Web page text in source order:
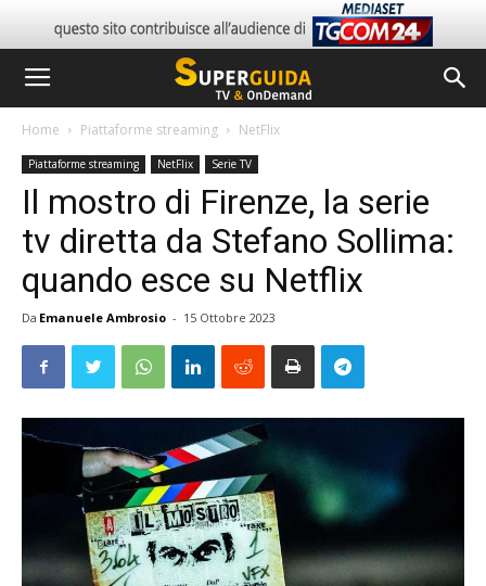
Home Piattaforme streaming NetFlix
Piattaforme streaming NetFlix Serie TV
Il mostro di Firenze, la serie
tv diretta da Stefano Sollima:
quando esce su Netflix
Da Emanuele Ambrosio - 15 Ottobre 2023